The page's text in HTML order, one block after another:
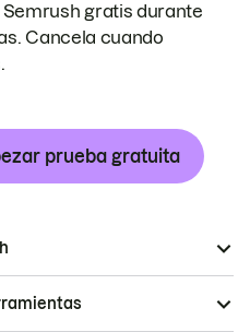
Semrush gratis durante
Cancela cuando
prueba gratuita